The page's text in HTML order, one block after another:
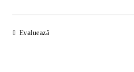
Evaluează